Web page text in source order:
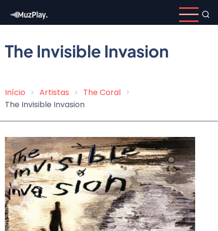
para
conteúdo
principal
The Invisible Invasion
Trilha
navegação
Início Artistas
The Coral
The Invisible Invasion